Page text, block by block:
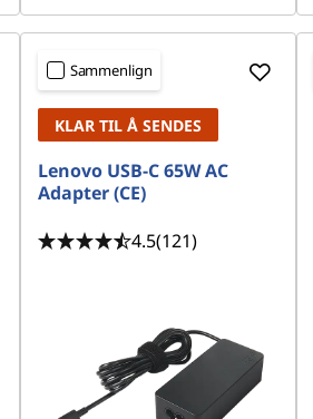
Sammenlign
KLAR TIL Å SENDES
Lenovo USB-C 65W AC
Adapter (CE)
4.5(121)